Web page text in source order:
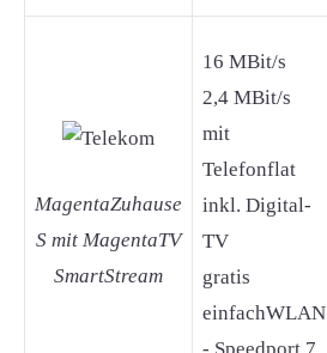
MagentaZuhause
S mit MagentaTV
SmartStream
16 MBit/s
2,4 MBit/s
mit
Telefonflat
inkl. Digital-
TV
gratis
einfachWLAN
- Speedport 7